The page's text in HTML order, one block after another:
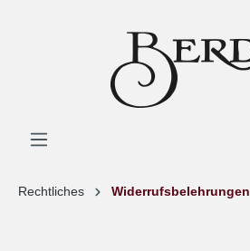
Rechtliches Widerrufsbelehrungen